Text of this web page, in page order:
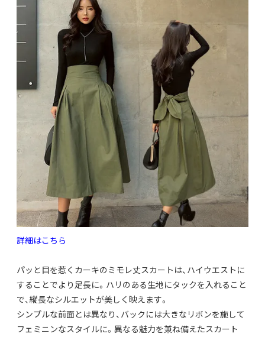
詳細はこちら
パッと目を惹くカーキのミモレ丈スカートは、 ハイウエストに
することでより足長に。 ハリのある生地にタックを入れること
で、縦長なシルエットが美しく映えます。
シンプルな前面とは異なり、 バックには大きなリボンを施して
フェミニンなスタイルに。 異なる魅力を兼ね備えたスカート